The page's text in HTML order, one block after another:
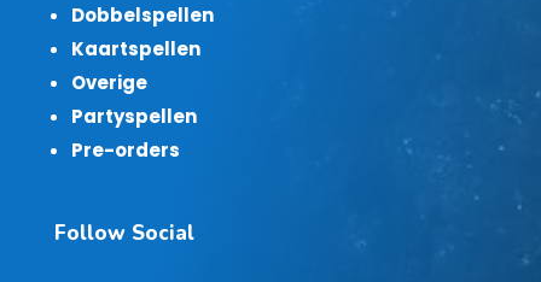
Dobbelspellen
Kaartspellen
Overige
Partyspellen
Pre-orders
Follow Social